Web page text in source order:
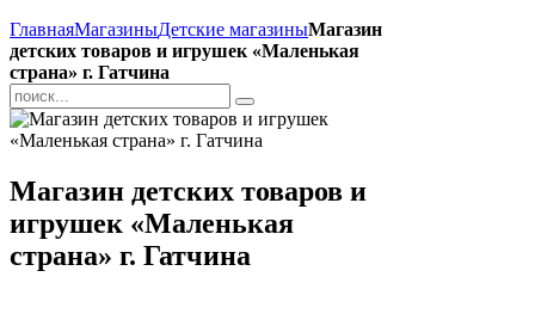
ГлавнаяМагазиныДетские магазиныМагазин
детских товаров и игрушек «Маленькая
страна» г. Гатчина
Магазин детских товаров и
игрушек «Маленькая
страна» г. Гатчина